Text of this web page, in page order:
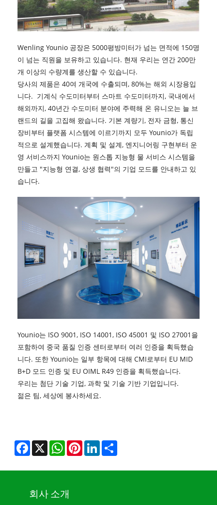
Wenling Younio 공장은 5000평방미터가 넘는 면적에 150명
이 넘는 직원을 보유하고 있습니다. 현재 우리는 연간 200만
개 이상의 수량계를 생산할 수 있습니다.
당사의 제품은 40여 개국에 수출되며, 80%는 해외 시장용입
니다. 기계식 수도미터부터 스마트 수도미터까지, 국내에서
해외까지, 40년간 수도미터 분야에 주력해 온 유니오는 늘 브
랜드의 길을 고집해 왔습니다. 기본 계량기, 전자 금형, 통신
장비부터 플랫폼 시스템에 이르기까지 모두 Younio가 독립
적으로 설계했습니다. 계획 및 설계, 엔지니어링 구현부터 운
영 서비스까지 Younio는 원스톱 지능형 물 서비스 시스템을
만들고 "지능형 연결, 상생 협력"의 기업 모드를 안내하고 있
습니다.
Younio는 ISO 9001, ISO 14001, ISO 45001 및 ISO 27001을
포함하여 중국 품질 인증 센터로부터 여러 인증을 획득했습
니다. 또한 Younio는 일부 항목에 대해 CMI로부터 EU MID
B+D 모드 인증 및 EU OIML R49 인증을 획득했습니다.
우리는 첨단 기술 기업, 과학 및 기술 기반 기업입니다.
젊은 팀, 세상에 봉사하세요.
Facebook
X WhatsAppPinterestLinkedInShare
회사 소개